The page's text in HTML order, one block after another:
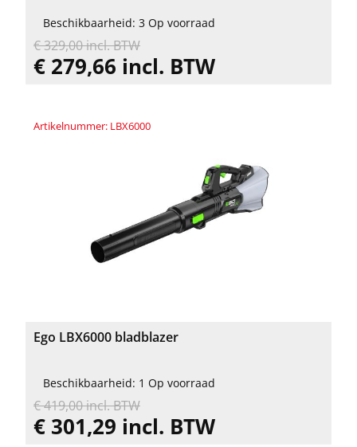
Beschikbaarheid: 3 Op voorraad
€ 329,00 incl. BTW
€ 279,66 incl. BTW
Artikelnummer: LBX6000
Ego LBX6000 bladblazer
Beschikbaarheid: 1 Op voorraad
€ 419,00 incl. BTW
€ 301,29 incl. BTW